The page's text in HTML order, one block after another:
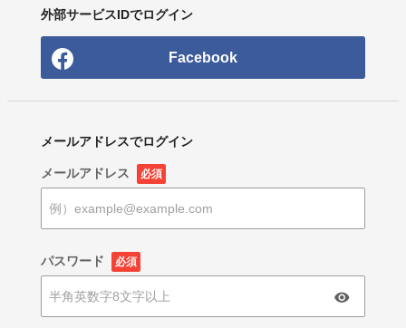
外部サービスIDでログイン
Facebook
メールアドレスでログイン
メールアドレス 必須
パスワード 必須